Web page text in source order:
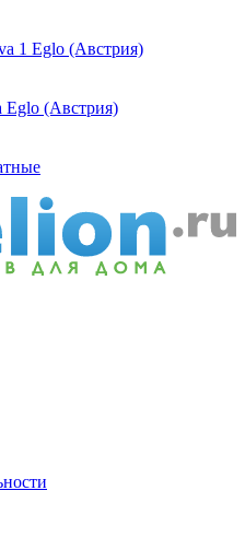
1 Eglo (Австрия)
Eglo (Австрия)